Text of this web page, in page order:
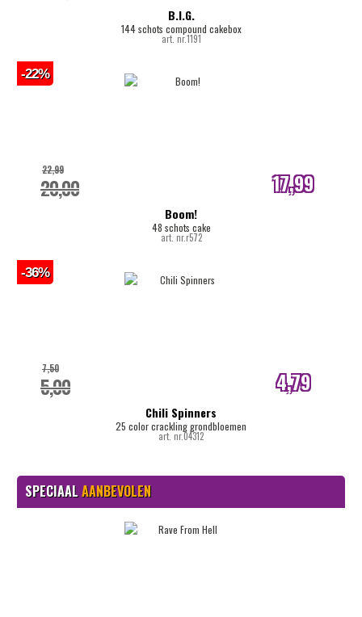
B.I.G.
144 schots compound cakebox
art. nr.1191
Boom!
48 schots cake
art. nr.r572
20,00
22,99 17,99
internetprijs
-22%
Chili Spinners
25 color crackling grondbloemen
art. nr.04312
5,00
7,50 4,79
internetprijs
-36%
SPECIAALAANBEVOLEN